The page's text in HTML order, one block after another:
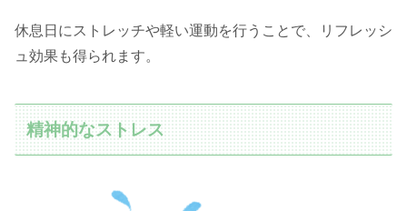
休息日にストレッチや軽い運動を行うことで、リフレッシ
ュ効果も得られます。
精神的なストレス